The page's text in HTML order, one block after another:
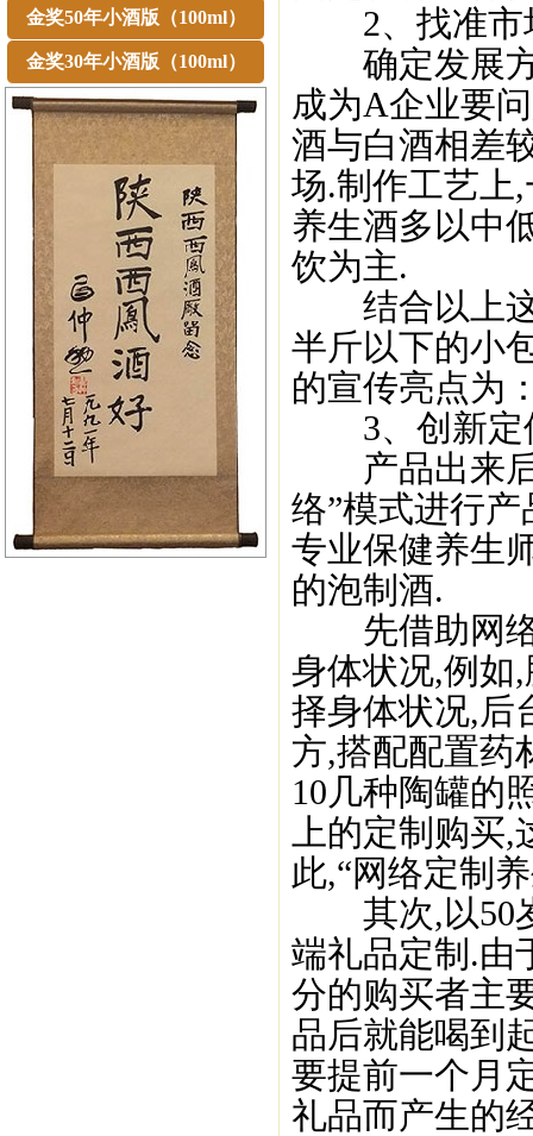
金奖50年小酒版（100ml）
金奖30年小酒版（100ml）
2、找准市
确定发展方
成为A企业要
酒与白酒相差
场.制作工艺上
养生酒多以中
饮为主.
结合以上这
半斤以下的小
的宣传亮点为
3、创新定
产品出来后
络”模式进行
专业保健养生
的泡制酒.
先借助网络,
身体状况,例如
择身体状况,后
方,搭配配置药
10几种陶罐的
上的定制购买,
此,“网络定制
其次,以50岁
端礼品定制.由
分的购买者主
品后就能喝到
要提前一个月
礼品而产生的